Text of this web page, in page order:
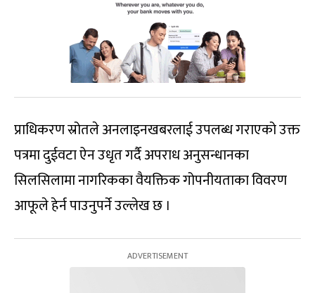
प्राधिकरण स्रोतले अनलाइनखबरलाई उपलब्ध गराएको उक्त
पत्रमा दुईवटा ऐन उधृत गर्दै अपराध अनुसन्धानका
सिलसिलामा नागरिकका वैयक्तिक गोपनीयताका विवरण
आफूले हेर्न पाउनुपर्ने उल्लेख छ ।